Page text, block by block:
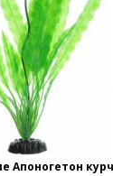
Апоногетон